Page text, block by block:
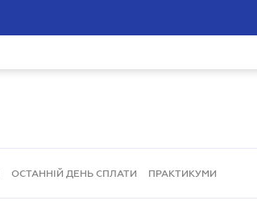
ОСТАННІЙ ДЕНЬ СПЛАТИ ПРАКТИКУМИ